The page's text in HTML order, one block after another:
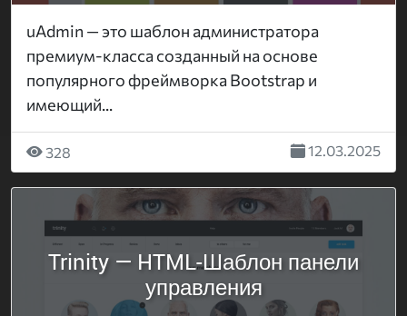
uAdmin — это шаблон администратора
премиум-класса созданный на основе
популярного фреймворка Bootstrap и
имеющий...
328 12.03.2025
Trinity — HTML-Шаблон панели
управления